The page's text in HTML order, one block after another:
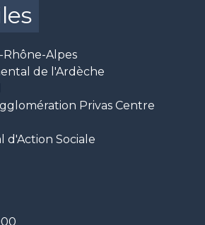
Alpes
de l'Ardèche
Privas Centre
d'Action Sociale